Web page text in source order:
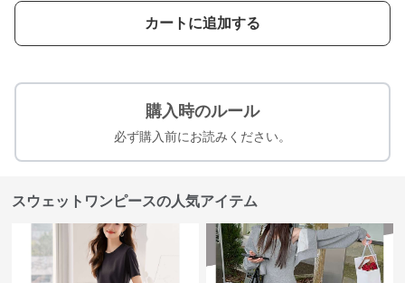
カートに追加する
購入時のルール
必ず購入前にお読みください。
スウェットワンピースの人気アイテム